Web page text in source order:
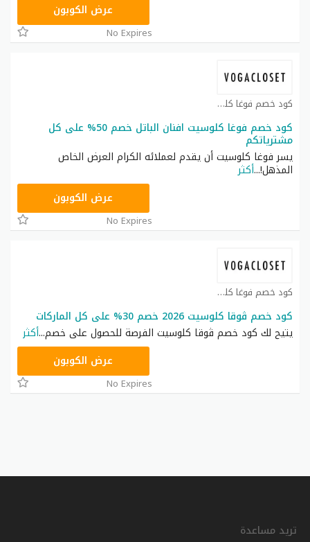
عرض الكوبون
No Expires
كود خصم فوغا كلوسيت كوبون
كود خصم فوغا كلوسيت افنان الباتل خصم 50% على كل
مشترياتكم
يسر فوغا كلوسيت أن يقدم لعملائه الكرام العرض الخاص
المذهل!...أكثر
عرض الكوبون
No Expires
كود خصم فوغا كلوسيت كوبون
كود خصم ڤوقا كلوسيت 2026 خصم 30% على كل الماركات
يتيح لك كود خصم ڤوقا كلوسيت الفرصة للحصول على خصم...أكثر
عرض الكوبون
No Expires
تريد مساعدة